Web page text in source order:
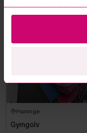
Mer från samma
Haninge
Gymgolv